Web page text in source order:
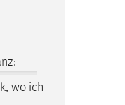
, wo ich